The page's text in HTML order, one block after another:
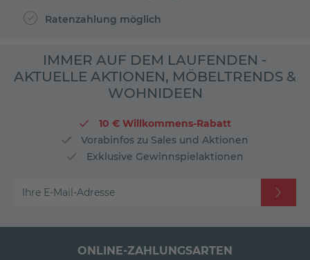
Ratenzahlung möglich
IMMER AUF DEM LAUFENDEN -
AKTUELLE AKTIONEN, MÖBELTRENDS &
WOHNIDEEN
10 € Willkommens-Rabatt
Vorabinfos zu Sales und Aktionen
Exklusive Gewinnspielaktionen
Ihre E-Mail-Adresse
ONLINE-ZAHLUNGSARTEN